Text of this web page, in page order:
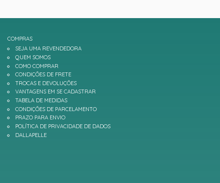
COMPRAS
SEJA UMA REVENDEDORA
QUEM SOMOS
COMO COMPRAR
CONDIÇÕES DE FRETE
TROCAS E DEVOLUÇÕES
VANTAGENS EM SE CADASTRAR
TABELA DE MEDIDAS
CONDIÇÕES DE PARCELAMENTO
PRAZO PARA ENVIO
POLÍTICA DE PRIVACIDADE DE DADOS
DALLAPELLE